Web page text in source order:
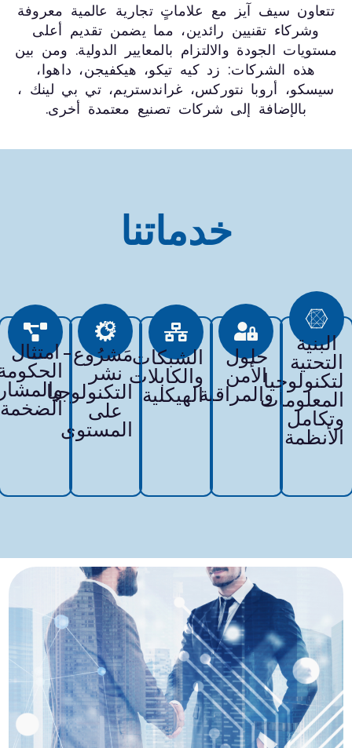
سيف آيز مع علاماتٍ تجارية عالمية معروفة
وشركاء تقنيين رائدين، مما يضمن تقديم أعلى
الجودة والالتزام بالمعايير الدولية. ومن بين
هذه الشركات: زد كيه تيكو، هيكفيجن، داهوا،
سيسكو، أروبا نتوركس، غراندستريم، تي بي لينك ،
بالإضافة إلى شركات تصنيع معتمدة أخرى.
خدماتنا
حلول
الأمن
والمراقبة
الشبكات
والكابلات
الهيكلية
مَشرُوع-
نشر
التكنولوجيا
على
المستوى
امتثال
الحكومة
والمشاريع
الضخمة